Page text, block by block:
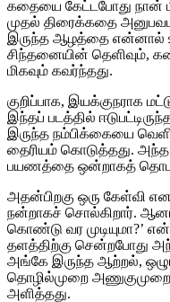
கதையை கேட்டபோது நான்
முதல் திரைக்கதை
இருந்த ஆழத்தை என்னால்
சிந்தனையின் தெளிவும்,
மிகவும் கவர்ந்தது.
குறிப்பாக, இயக்குநராக
இந்தப் படத்தில்
இருந்த நம்பிக்கையை
தைரியம் கொடுத்தது. அந்த
பயணத்தை ஒன்றாகத்
அதன்பிறகு ஒரு கேள்வி
நன்றாகச் சொல்கிறார்.
கொண்டு வர முடியுமா?’
தளத்திற்கு சென்றபோது
அங்கே இருந்த ஆற்றல்,
தொழில்முறை
அளித்தது.